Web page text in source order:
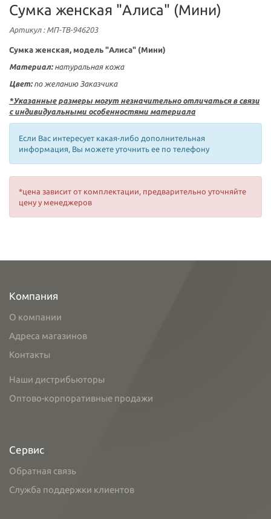
Сумка женская "Алиса" (Мини)
Артикул: МП-ТВ-946203
Сумка женская, модель "Алиса" (Мини)
Материал:натуральная кожа
Цвет: по желанию Заказчика
*Указанные размеры могут незначительно отличаться в связи
с индивидуальными особенностями материала
Если Вас интересует какая-либо дополнительная
информация, Вы можете уточнить ее по телефону
*цена зависит от комплектации, предварительно уточняйте
цену у менеджеров
Компания
О компании
Адреса магазинов
Контакты
Наши дистрибьюторы
Оптово-корпоративные продажи
Сервис
Обратная связь
Служба поддержки клиентов